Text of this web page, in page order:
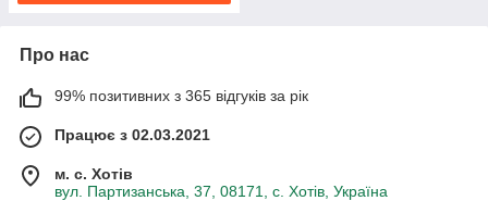
Про нас
99% позитивних з 365 відгуків за рік
Працює з 02.03.2021
м. с. Хотів
вул. Партизанська, 37, 08171, с. Хотів, Україна